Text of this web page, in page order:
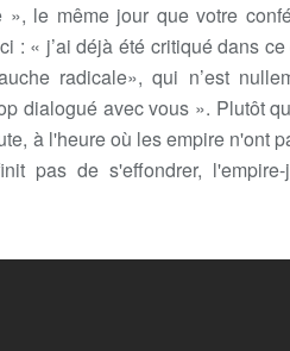
le même jour que votre
: « j’ai déjà été critiqué dans
radicale», qui n’est
dialogué avec vous ». Plutôt
à l'heure où les empire n'ont
pas de s'effondrer, l'empire-